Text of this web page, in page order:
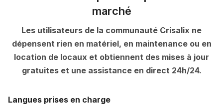
marché
Les utilisateurs de la communauté Crisalix ne
dépensent rien en matériel, en maintenance ou en
location de locaux et obtiennent des mises à jour
gratuites et une assistance en direct 24h/24.
Langues prises en charge